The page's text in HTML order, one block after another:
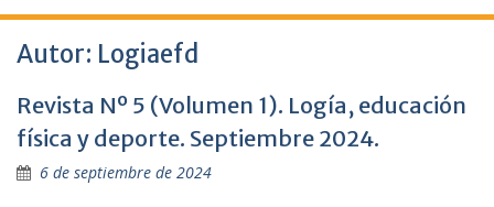
Autor: Logiaefd
Revista Nº 5 (Volumen 1). Logía, educación
física y deporte. Septiembre 2024.
6 de septiembre de 2024